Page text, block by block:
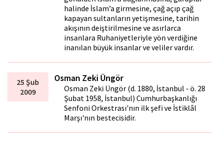
halinde İslam’a girmesine, çağ açıp çağ
kapayan sultanların yetişmesine, tarihin
akışının deiştirilmesine ve asırlarca
insanlara Ruhaniyetleriyle yön verdiğine
inanılan büyük insanlar ve veliler vardır.
25 Şub
2009
Osman Zeki Üngör
Osman Zeki Üngör (d. 1880, İstanbul - ö. 28
Şubat 1958, İstanbul) Cumhurbaşkanlığı
Senfoni Orkestrası'nın ilk şefi ve İstiklâl
Marşı'nın bestecisidir.